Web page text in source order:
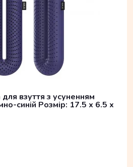
взуття з усуненням
синій Розмір: 17.5 x 6.5 x